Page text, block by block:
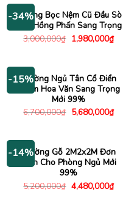
-34%
Giường Bọc Nệm Cũ Đầu Sò
Màu Hồng Phấn Sang Trọng
3,000,000₫ Giá
gốc
1,980,000₫Giá
hiện
-15%Giường Ngủ Tân Cổ Điển
Chạm Hoa Văn Sang Trọng
Mới 99%
6,700,000₫ Giá
gốc
5,680,000₫Giá
hiện
-14%Giường Gỗ 2M2x2M Đơn
Giản Cho Phòng Ngủ Mới
99%
5,200,000₫ Giá
gốc
4,480,000₫Giá
hiện